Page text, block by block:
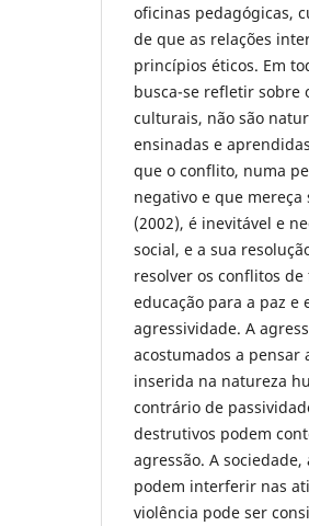
oficinas pedagógicas,
de que as relações
princípios éticos. Em
busca-se refletir sobre
culturais, não são
ensinadas e
que o conflito, numa
negativo e que mereça
(2002), é inevitável e
social, e a sua
resolver os conflitos
educação para a paz e
agressividade. A
acostumados a pensar
inserida na natureza
contrário de
destrutivos podem
agressão. A
podem interferir nas
violência pode ser